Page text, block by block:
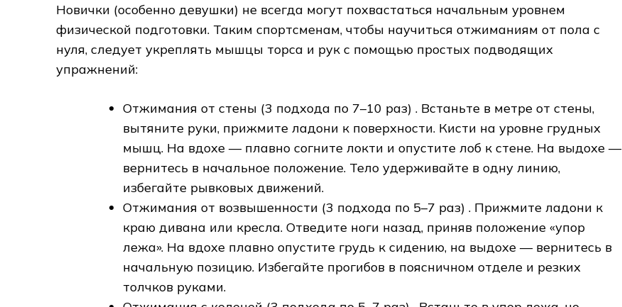
Новички (особенно девушки) не всегда могут похвастаться начальным уровнем
физической подготовки. Таким спортсменам, чтобы научиться отжиманиям от пола с
нуля, следует укреплять мышцы торса и рук с помощью простых подводящих
упражнений:
Отжимания от стены (3 подхода по 7–10 раз) . Встаньте в метре от стены,
вытяните руки, прижмите ладони к поверхности. Кисти на уровне грудных
мышц. На вдохе — плавно согните локти и опустите лоб к стене. На выдохе —
вернитесь в начальное положение. Тело удерживайте в одну линию,
избегайте рывковых движений.
Отжимания от возвышенности (3 подхода по 5–7 раз) . Прижмите ладони к
краю дивана или кресла. Отведите ноги назад, приняв положение «упор
лежа». На вдохе плавно опустите грудь к сидению, на выдохе — вернитесь в
начальную позицию. Избегайте прогибов в поясничном отделе и резких
толчков руками.